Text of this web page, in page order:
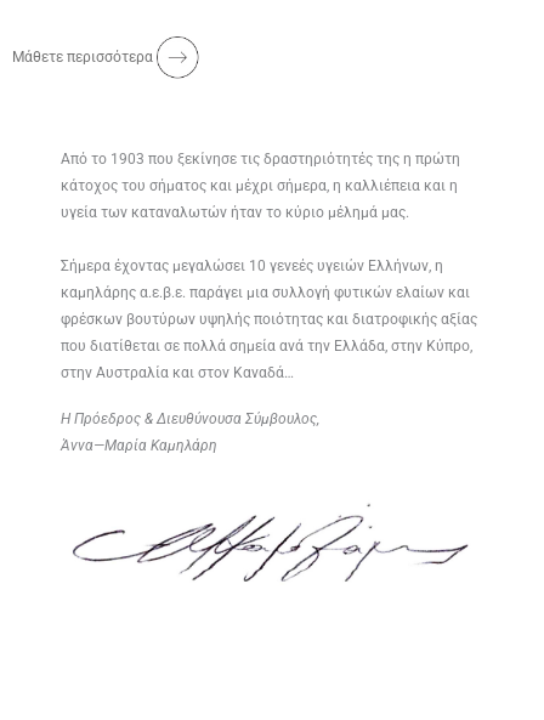
Μάθετε περισσότερα
Από το 1903 που ξεκίνησε τις δραστηριότητές της η πρώτη
κάτοχος του σήματος και μέχρι σήμερα, η καλλιέπεια και η
υγεία των καταναλωτών ήταν το κύριο μέλημά μας.
Σήμερα έχοντας μεγαλώσει 10 γενεές υγειών Ελλήνων, η
καμηλάρης α.ε.β.ε. παράγει μια συλλογή φυτικών ελαίων και
φρέσκων βουτύρων υψηλής ποιότητας και διατροφικής αξίας
που διατίθεται σε πολλά σημεία ανά την Ελλάδα, στην Κύπρο,
στην Αυστραλία και στον Καναδά…
Η Πρόεδρος & Διευθύνουσα Σύμβουλος,
Άννα—Μαρία Καμηλάρη